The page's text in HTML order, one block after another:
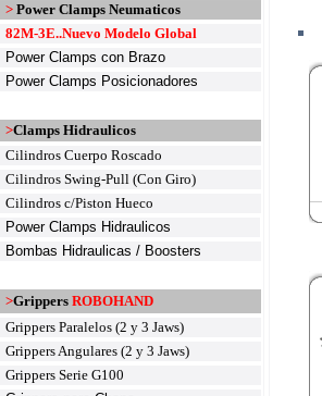
> Power Clamps Neumaticos
82M-3E..Nuevo Modelo Global
Power Clamps con Brazo
Power Clamps Posicionadores
>Clamps Hidraulicos
Cilindros Cuerpo Roscado
Cilindros Swing-Pull (Con Giro)
Cilindros c/Piston Hueco
Power Clamps Hidraulicos
Bombas Hidraulicas / Boosters
>GrippersROBOHAND
Grippers Paralelos (2 y 3 Jaws)
Grippers Angulares (2 y 3 Jaws)
Grippers Serie G100